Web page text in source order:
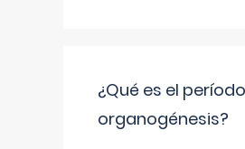
¿Qué es el
organogénesis?